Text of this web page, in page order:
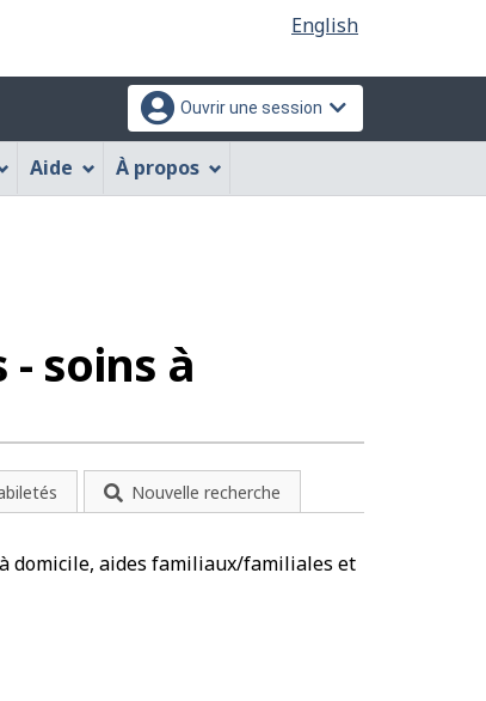
Sélection
de
la
langue
English
Ouvrir une session
Aide À propos
soins à
Nouvelle recherche
domicile, aides familiaux/familiales et